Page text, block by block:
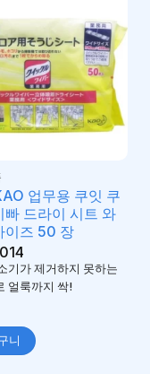
업무용 쿠잇 쿠
빠 드라이 시트 와
이즈 50 장
기가 제거하지 못하는
얼룩까지 싹!
니